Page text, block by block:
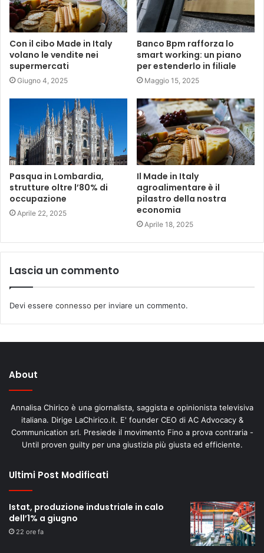
Con il cibo Made in Italy
volano le vendite nei
supermercati
Giugno 4, 2025
Banco Bpm rafforza lo
smart working: un piano
per estenderlo in filiale
Maggio 15, 2025
Pasqua in Lombardia,
strutture oltre l’80% di
occupazione
Aprile 22, 2025
Il Made in Italy
agroalimentare è il
pilastro della nostra
economia
Aprile 18, 2025
Lascia un commento
Devi essere connesso per inviare un commento.
About
Annalisa Chirico è una giornalista, saggista e opinionista televisiva
italiana. Dirige LaChirico.it. E' founder CEO di AC Advocacy &
Communication srl. Presiede il movimento Fino a prova contraria -
Until proven guilty per una giustizia più giusta ed efficiente.
Ultimi Post Modificati
Istat, produzione industriale in calo
dell’1% a giugno
22 ore fa